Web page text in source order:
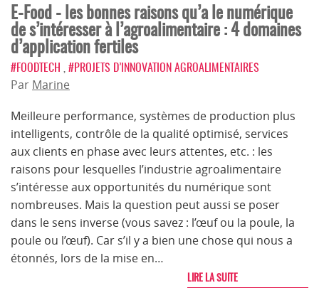
E-Food - les bonnes raisons qu’a le numérique
de s’intéresser à l’agroalimentaire : 4 domaines
d’application fertiles
#FOODTECH #PROJETS D’INNOVATION AGROALIMENTAIRES
Par Marine
Meilleure performance, systèmes de production plus
intelligents, contrôle de la qualité optimisé, services
aux clients en phase avec leurs attentes, etc. : les
raisons pour lesquelles l’industrie agroalimentaire
s’intéresse aux opportunités du numérique sont
nombreuses. Mais la question peut aussi se poser
dans le sens inverse (vous savez : l’œuf ou la poule, la
poule ou l’œuf). Car s’il y a bien une chose qui nous a
étonnés, lors de la mise en…
LIRE LA SUITE